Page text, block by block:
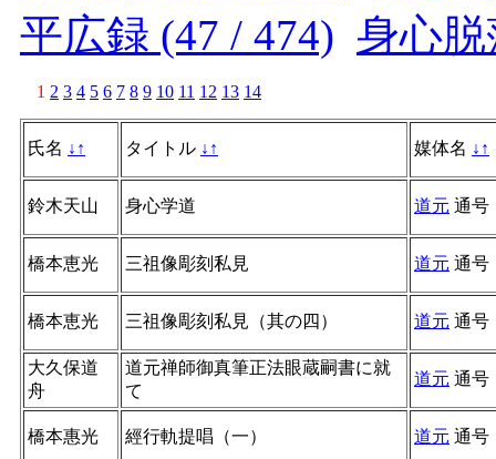
平広録 (47 / 474) 身心脱
1 2 3 4 5 6 7 8 9 10 11 12 13 14
氏名 ↓ ↑ タイトル ↓ ↑ 媒体名 ↓ ↑
鈴木天山 身心学道 道元 通号
橋本恵光 三祖像彫刻私見 道元 通号
橋本恵光 三祖像彫刻私見（其の四） 道元 通号
大久保道
舟
道元禅師御真筆正法眼蔵嗣書に就
て
道元 通号
橋本惠光 經行軌提唱（一） 道元 通号